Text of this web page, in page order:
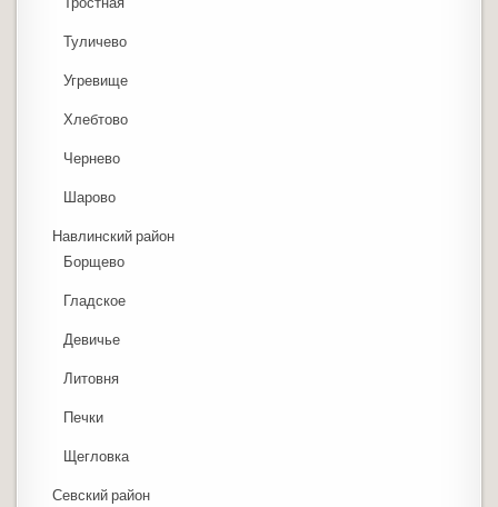
Туличево
Угревище
Хлебтово
Чернево
Шарово
Навлинский район
Борщево
Гладское
Девичье
Литовня
Печки
Щегловка
Севский район